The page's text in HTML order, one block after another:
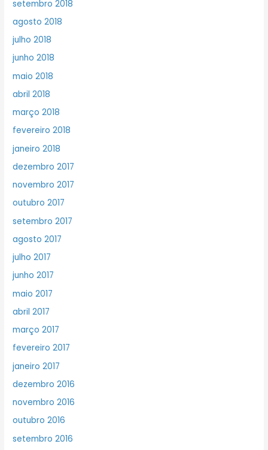
setembro 2018
agosto 2018
julho 2018
junho 2018
maio 2018
abril 2018
março 2018
fevereiro 2018
janeiro 2018
dezembro 2017
novembro 2017
outubro 2017
setembro 2017
agosto 2017
julho 2017
junho 2017
maio 2017
abril 2017
março 2017
fevereiro 2017
janeiro 2017
dezembro 2016
novembro 2016
outubro 2016
setembro 2016